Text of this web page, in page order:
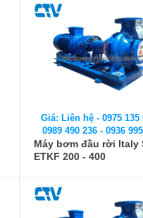
Giá: Liên hệ - 0975 135
0989 490 236 - 0936
Máy bơm đầu rời Italy
ETKF 200 - 400